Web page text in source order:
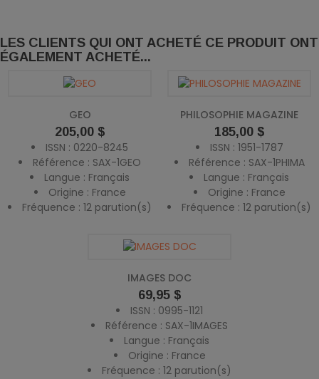
LES CLIENTS QUI ONT ACHETÉ CE PRODUIT ONT
ÉGALEMENT ACHETÉ...
GEO
Prix
205,00 $
ISSN : 0220-8245
Référence : SAX-1GEO
Langue : Français
Origine : France
Fréquence : 12 parution(s)
PHILOSOPHIE MAGAZINE
Prix
185,00 $
ISSN : 1951-1787
Référence : SAX-1PHIMA
Langue : Français
Origine : France
Fréquence : 12 parution(s)
IMAGES DOC
Prix
69,95 $
ISSN : 0995-1121
Référence : SAX-1IMAGES
Langue : Français
Origine : France
Fréquence : 12 parution(s)